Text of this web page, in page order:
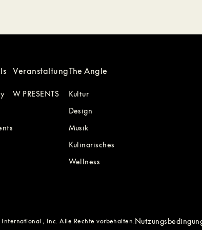
Veranstaltung
W PRESENTS
The Angle
Kultur
Design
Musik
Kulinarisches
Wellness
, Inc. Alle Rechte vorbehalten.